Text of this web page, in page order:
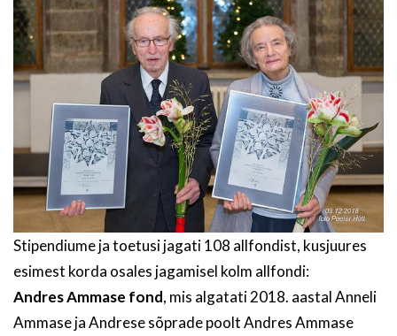
Stipendiume ja toetusi jagati 108 allfondist, kusjuures
esimest korda osales jagamisel kolm allfondi:
Andres Ammase fond, mis algatati 2018. aastal Anneli
Ammase ja Andrese sõprade poolt Andres Ammase